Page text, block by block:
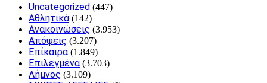
Uncategorized (447)
Αθλητικά (142)
Ανακοινώσεις (3.953)
Απόψεις (3.207)
Επίκαιρα (1.849)
Επιλεγμένα (3.703)
Λήμνος (3.109)